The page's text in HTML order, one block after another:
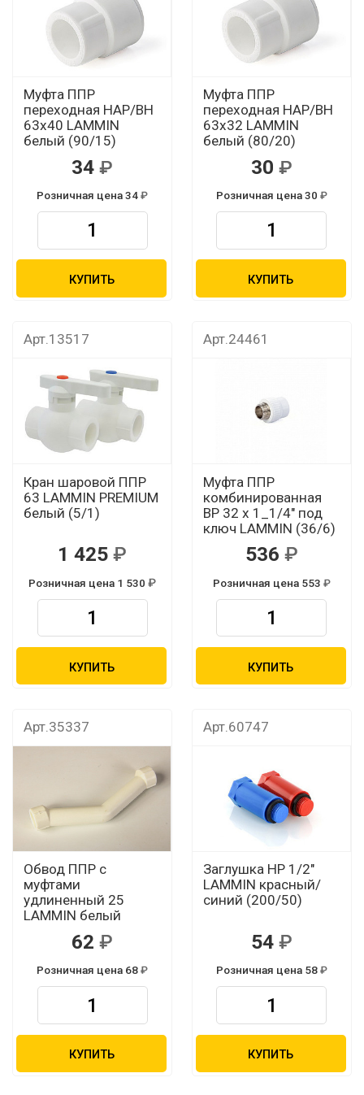
Муфта ППР
переходная НАР/ВН
63х40 LAMMIN
белый (90/15)
34
Розничная цена 34
КУПИТЬ
Муфта ППР
переходная НАР/ВН
63х32 LAMMIN
белый (80/20)
30
Розничная цена 30
КУПИТЬ
Арт.13517
Кран шаровой ППР
63 LAMMIN PREMIUM
белый (5/1)
1 425
Розничная цена 1 530
КУПИТЬ
Арт.24461
Муфта ППР
комбинированная
ВР 32 х 1_1/4" под
ключ LAMMIN (36/6)
536
Розничная цена 553
КУПИТЬ
Арт.35337
Обвод ППР с
муфтами
удлиненный 25
LAMMIN белый
62
Розничная цена 68
КУПИТЬ
Арт.60747
Заглушка НР 1/2"
LAMMIN красный/
синий (200/50)
54
Розничная цена 58
КУПИТЬ